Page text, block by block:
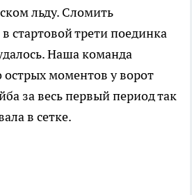
льду. Сломить
стартовой трети поединка
Наша команда
острых моментов у ворот
за весь первый период так
в сетке.